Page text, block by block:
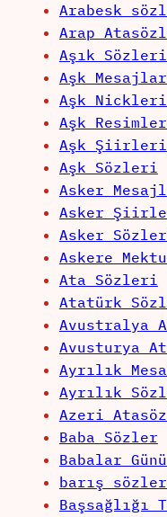
Arabesk
Arap
Aşık Sözleri
Aşk
Aşk Nickleri
Aşk
Aşk Şiirleri
Aşk Sözleri
Asker
Asker
Asker
Askere
Ata Sözleri
Atatürk
Avustralya
Avusturya
Ayrılık
Ayrılık
Azeri
Baba Sözler
Babalar Günü
barış
Başsağlığı